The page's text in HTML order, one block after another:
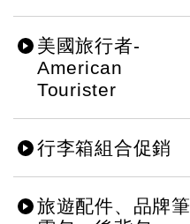
美國旅行者-
American
Tourister
行李箱組合促銷
旅遊配件、品牌筆